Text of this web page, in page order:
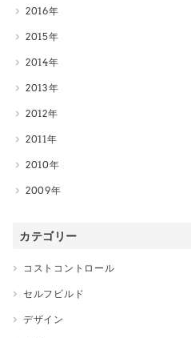
2016
2015
2014
2013
2012
2011
2010
2009
カテゴリー
コストコントロール
セルフビルド
デザイン